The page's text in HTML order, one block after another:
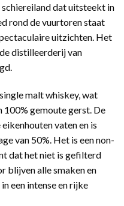
dat uitsteekt in
rond de vuurtoren staat
uitzichten. Het
distilleerderij van
malt whiskey, wat
100% gemoute gerst. De
vaten en is
van 50%. Het is een non-
dat het niet is gefilterd
blijven alle smaken en
een intense en rijke